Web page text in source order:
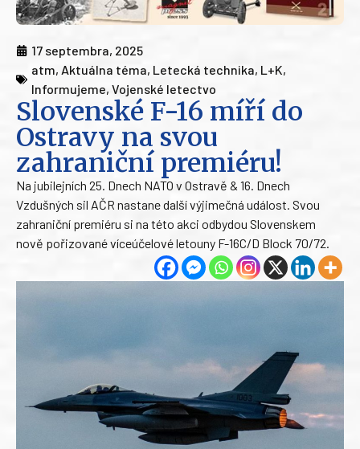
17 septembra, 2025
atm, Aktuálna téma, Letecká technika, L+K,
Informujeme, Vojenské letectvo
Slovenské F-16 míří do
Ostravy na svou
zahraniční premiéru!
Na jubilejních 25. Dnech NATO v Ostravě & 16. Dnech
Vzdušných sil AČR nastane další výjimečná událost. Svou
zahraniční premiéru si na této akci odbydou Slovenskem
nově pořizované víceúčelové letouny F-16C/D Block 70/72.